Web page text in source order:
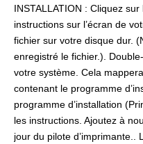
INSTALLATION : Cliquez
instructions sur l’écran de
fichier sur votre disque dur.
enregistré le fichier.).
votre système. Cela
contenant le programme
programme d’installation
les instructions. Ajoutez à
jour du pilote d’imprimante..